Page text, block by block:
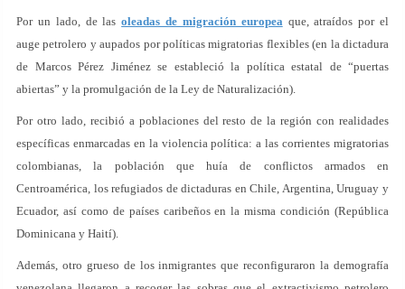
Por un lado, de lasoleadas de migración europeaque, atraídos por el
auge petrolero y aupados por políticas migratorias flexibles (en la dictadura
de Marcos Pérez Jiménez se estableció la política estatal de “puertas
abiertas” y la promulgación de la Ley de Naturalización).
Por otro lado, recibió a poblaciones del resto de la región con realidades
específicas enmarcadas en la violencia política: a las corrientes migratorias
colombianas, la población que huía de conflictos armados en
Centroamérica, los refugiados de dictaduras en Chile, Argentina, Uruguay y
Ecuador, así como de países caribeños en la misma condición (República
Dominicana y Haití).
Además, otro grueso de los inmigrantes que reconfiguraron la demografía